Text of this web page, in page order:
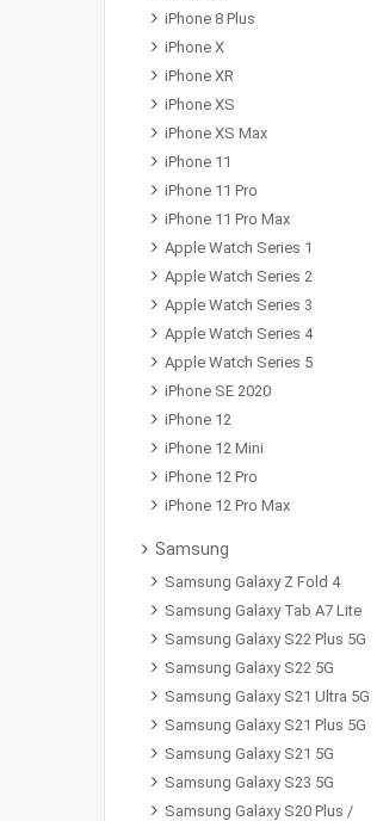
iPhone 8 Plus
iPhone X
iPhone XR
iPhone XS
iPhone XS Max
iPhone 11
iPhone 11 Pro
iPhone 11 Pro Max
Apple Watch Series 1
Apple Watch Series 2
Apple Watch Series 3
Apple Watch Series 4
Apple Watch Series 5
iPhone SE 2020
iPhone 12
iPhone 12 Mini
iPhone 12 Pro
iPhone 12 Pro Max
Samsung
Samsung Galaxy Z Fold 4
Samsung Galaxy Tab A7 Lite
Samsung Galaxy S22 Plus 5G
Samsung Galaxy S22 5G
Samsung Galaxy S21 Ultra 5G
Samsung Galaxy S21 Plus 5G
Samsung Galaxy S21 5G
Samsung Galaxy S23 5G
Samsung Galaxy S20 Plus /